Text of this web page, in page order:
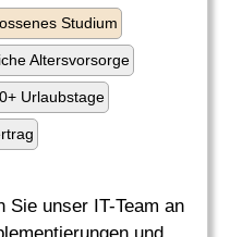
Studium
Altersvorsorge
Urlaubstage
Sie unser IT-Team an